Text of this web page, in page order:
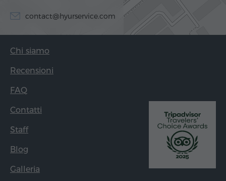
contact@hyurservice.com
Chi siamo
Recensioni
FAQ
Contatti
Staff
Blog
Galleria